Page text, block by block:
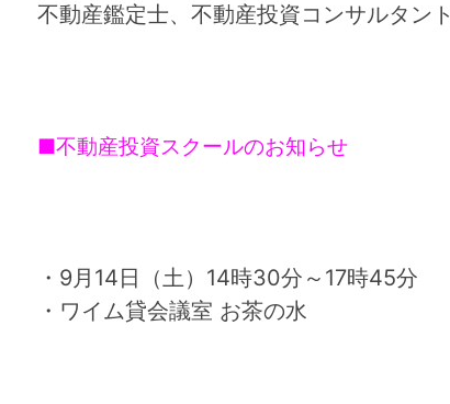
不動産鑑定士、不動産投資コンサルタ
■不動産投資スクールのお知らせ
・9月14日（土）14時30分～17時45分
・ワイム貸会議室 お茶の水